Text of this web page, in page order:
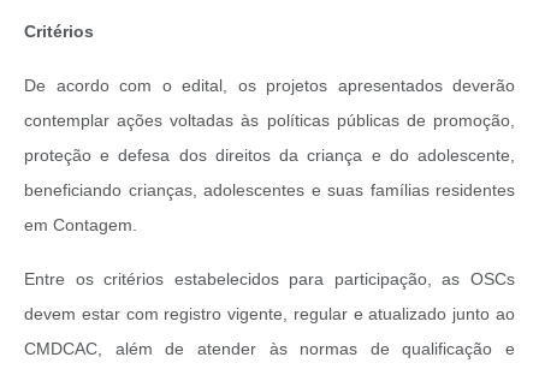
Critérios
De acordo com o edital, os projetos apresentados deverão
contemplar ações voltadas às políticas públicas de promoção,
proteção e defesa dos direitos da criança e do adolescente,
beneficiando crianças, adolescentes e suas famílias residentes
em Contagem.
Entre os critérios estabelecidos para participação, as OSCs
devem estar com registro vigente, regular e atualizado junto ao
CMDCAC, além de atender às normas de qualificação e